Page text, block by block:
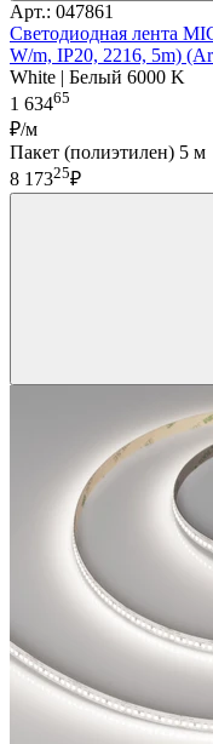
Арт.: 047861
Светодиодная лента
W/m, IP20, 2216, 5m)
White | Белый 6000 K
1 63465
₽/м
Пакет (полиэтилен) 5 м
8 17325₽